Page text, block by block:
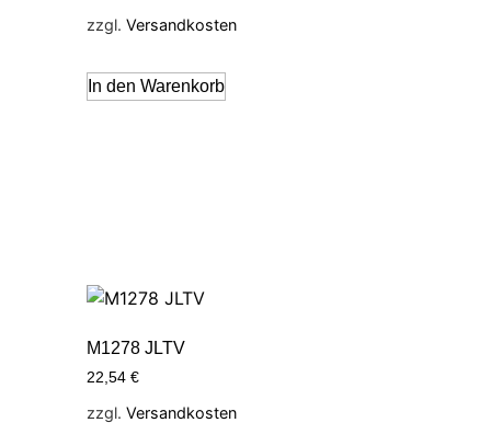
zzgl. Versandkosten
In den Warenkorb
M1278 JLTV
22,54 €
zzgl. Versandkosten